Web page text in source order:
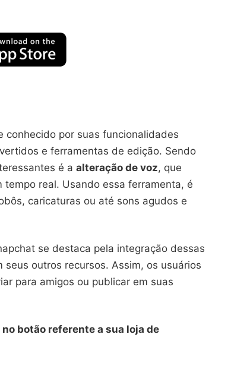
conhecido por suas funcionalidades
e ferramentas de edição. Sendo
é a alteração de voz, que
real. Usando essa ferramenta, é
caricaturas ou até sons agudos e
se destaca pela integração dessas
outros recursos. Assim, os usuários
para amigos ou publicar em suas
botão referente a sua loja de